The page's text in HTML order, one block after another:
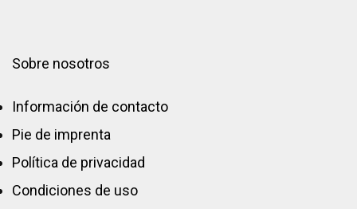
Sobre nosotros
Información de contacto
Pie de imprenta
Política de privacidad
Condiciones de uso